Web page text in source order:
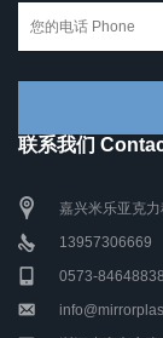
联系我们
嘉兴米乐亚克力
13957306669
0573-